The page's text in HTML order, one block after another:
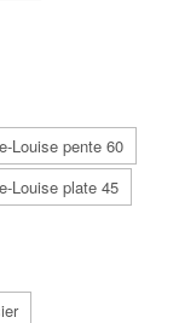
Louise pente 60
Louise plate 45